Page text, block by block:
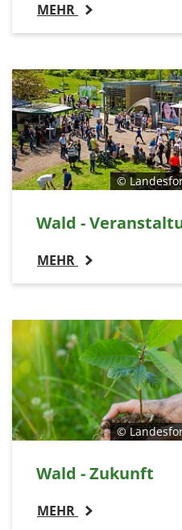
MEHR
©
Wald -
MEHR
©
Wald - Zukunft
MEHR